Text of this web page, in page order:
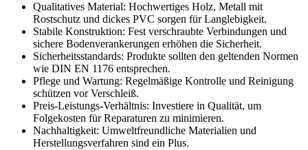
Qualitatives Material: Hochwertiges Holz, Metall mit
Rostschutz und dickes PVC sorgen für Langlebigkeit.
Stabile Konstruktion: Fest verschraubte Verbindungen und
sichere Bodenverankerungen erhöhen die Sicherheit.
Sicherheitsstandards: Produkte sollten den geltenden Normen
wie DIN EN 1176 entsprechen.
Pflege und Wartung: Regelmäßige Kontrolle und Reinigung
schützen vor Verschleiß.
Preis-Leistungs-Verhältnis: Investiere in Qualität, um
Folgekosten für Reparaturen zu minimieren.
Nachhaltigkeit: Umweltfreundliche Materialien und
Herstellungsverfahren sind ein Plus.